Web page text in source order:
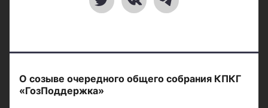
О созыве очередного общего собрания КПКГ
«ГозПоддержка»